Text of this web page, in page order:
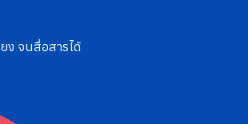
ง จนสื่อสารได้